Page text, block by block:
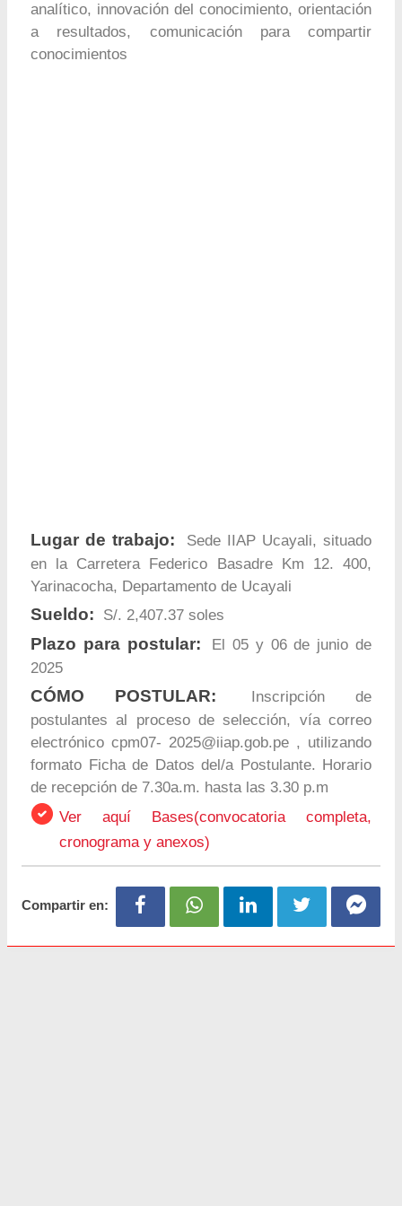
analítico, innovación del conocimiento, orientación
a resultados, comunicación para compartir
conocimientos
Lugar de trabajo:
Sede IIAP Ucayali, situado
en la Carretera Federico Basadre Km 12. 400,
Yarinacocha, Departamento de Ucayali
Sueldo: S/. 2,407.37 soles
Plazo para postular:
El 05 y 06 de junio de
2025
CÓMO POSTULAR:
Inscripción de
postulantes al proceso de selección, vía correo
electrónico cpm07- 2025@iiap.gob.pe , utilizando
formato Ficha de Datos del/a Postulante. Horario
de recepción de 7.30a.m. hasta las 3.30 p.m
Ver aquí Bases(convocatoria completa,
cronograma y anexos)
Compartir en: